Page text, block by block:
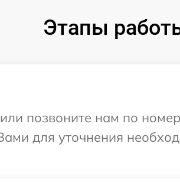
Этапы
позвоните нам по
для уточнения